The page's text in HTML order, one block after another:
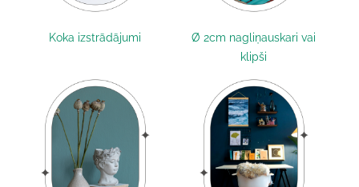
Koka izstrādājumi
Ø 2cm nagliņauskari vai
klipši